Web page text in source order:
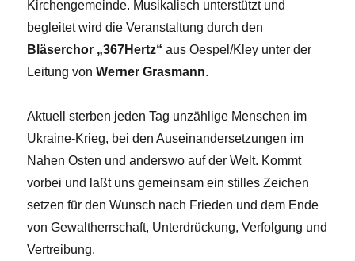
Kirchengemeinde. Musikalisch unterstützt und
begleitet wird die Veranstaltung durch den
Bläserchor „367Hertz“ aus Oespel/Kley unter der
Leitung vonWerner Grasmann.
Aktuell sterben jeden Tag unzählige Menschen im
Ukraine-Krieg, bei den Auseinandersetzungen im
Nahen Osten und anderswo auf der Welt. Kommt
vorbei und laßt uns gemeinsam ein stilles Zeichen
setzen für den Wunsch nach Frieden und dem Ende
von Gewaltherrschaft, Unterdrückung, Verfolgung und
Vertreibung.